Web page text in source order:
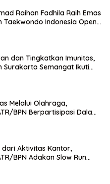
Raihan Fadhila Raih Emas
Taekwondo Indonesia Open
dan Tingkatkan Imunitas,
Surakarta Semangat Ikuti
Melalui Olahraga,
BPN Berpartisipasi Dalam
dari Aktivitas Kantor,
BPN Adakan Slow Run